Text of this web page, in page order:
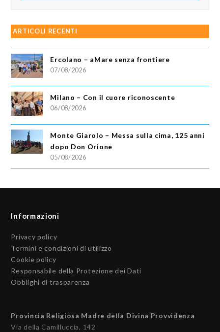
ARTICOLI RECENTI
Ercolano – aMare senza frontiere
07/08/2026
Milano – Con il cuore riconoscente
06/08/2026
Monte Giarolo – Messa sulla cima, 125 anni
dopo Don Orione
05/08/2026
Informazioni
Privacy policy
Termini e condizioni di utilizzo
Cookie policy
Responsabile della Protezione dei Dati
Obblighi di trasparenza
Provincia Religiosa Madre della Divina Provvidenza
Via della Camilluccia, 142